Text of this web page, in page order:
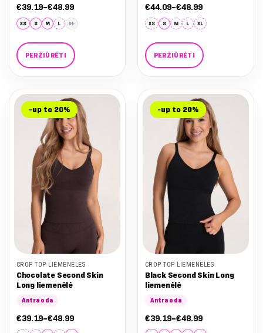
€39.19–€48.99
Nuo:
€39.19
iki
XS S M L XL
PERŽIŪRĖTI
has
multiple
variants.
options
chosen
product
page
€44.09–€48.99
Nuo:
€44.09
iki
XS S M L XL
PERŽIŪRĖTI
has
multiple
options
may
chosen
on
the
product
page
-up to 20%
CROP TOP LIEMENĖLĖS
Chocolate Second Skin
Long liemenėlė
Antra oda
€39.19–€48.99
Nuo:
€39.19
-up to 20%
CROP TOP LIEMENĖLĖS
Black Second Skin Long
liemenėlė
Antra oda
€39.19–€48.99
Nuo:
€39.19